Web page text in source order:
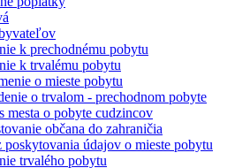
k prechodnému pobytu
k trvalému pobytu
o mieste pobytu
o trvalom - prechodnom pobyte
mesta o pobyte cudzincov
občana do zahraničia
poskytovania údajov o mieste pobytu
trvalého pobytu